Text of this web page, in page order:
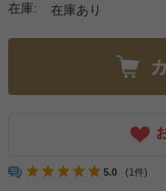
在庫: 在庫あり
5.0 (1件)